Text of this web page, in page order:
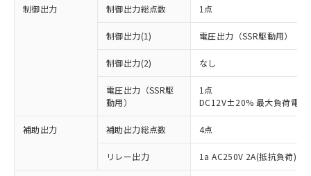
制御出力 制御出力総点数 1点
制御出力(1) 電圧出力（SSR駆動用）
制御出力(2) なし
電圧出力（SSR駆
動用）
1点
DC12V±20% 最大負荷電流
補助出力 補助出力総点数 4点
リレー出力 1a AC250V 2A(抵抗負荷)